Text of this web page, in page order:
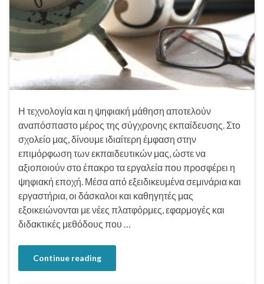
Η τεχνολογία και η ψηφιακή μάθηση αποτελούν
αναπόσπαστο μέρος της σύγχρονης εκπαίδευσης. Στο
σχολείο μας, δίνουμε ιδιαίτερη έμφαση στην
επιμόρφωση των εκπαιδευτικών μας, ώστε να
αξιοποιούν στο έπακρο τα εργαλεία που προσφέρει η
ψηφιακή εποχή. Μέσα από εξειδικευμένα σεμινάρια και
εργαστήρια, οι δάσκαλοι και καθηγητές μας
εξοικειώνονται με νέες πλατφόρμες, εφαρμογές και
διδακτικές μεθόδους που …
Continue reading